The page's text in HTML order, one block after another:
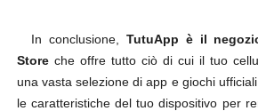
In conclusione, TutuApp è il
Storeche offre tutto ciò di cui il tuo
una vasta selezione di app e giochi
le caratteristiche del tuo dispositivo per